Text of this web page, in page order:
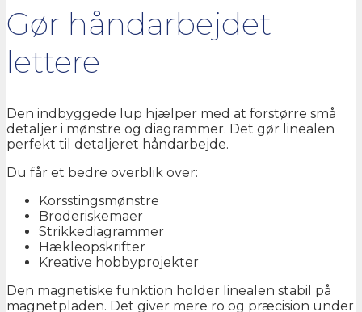
Gør håndarbejdet
lettere
Den indbyggede lup hjælper med at forstørre små
detaljer i mønstre og diagrammer. Det gør linealen
perfekt til detaljeret håndarbejde.
Du får et bedre overblik over:
Korsstingsmønstre
Broderiskemaer
Strikkediagrammer
Hækleopskrifter
Kreative hobbyprojekter
Den magnetiske funktion holder linealen stabil på
magnetpladen. Det giver mere ro og præcision under